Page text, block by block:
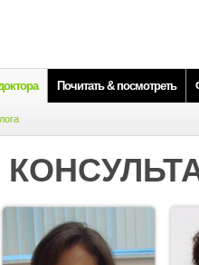
Почитать & посмотреть